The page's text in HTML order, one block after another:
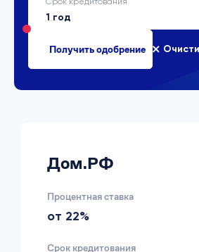
Дом.РФ
Процентная ставка
от 22%
Срок кредитования